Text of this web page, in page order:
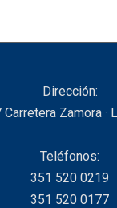
Dirección:
Carretera Zamora ·
Teléfonos:
351 520 0219
351 520 0177